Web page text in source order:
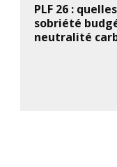
PLF 26 :
sobriété
neutralité